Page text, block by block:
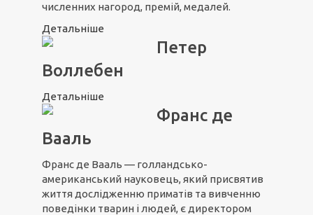
численних нагород, премій, медалей.
Детальніше
Петер
Воллебен
Детальніше
Франс де
Вааль
Франс де Вааль — голландсько-
американський науковець, який присвятив
життя дослідженню приматів та вивченню
поведінки тварин і людей, є директором